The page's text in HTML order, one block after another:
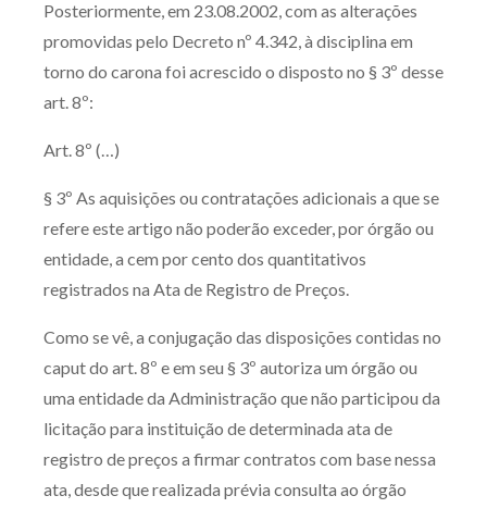
Posteriormente, em 23.08.2002, com as alterações
promovidas pelo Decreto nº 4.342, à disciplina em
torno do carona foi acrescido o disposto no § 3º desse
art. 8º:
Art. 8º (…)
§ 3º As aquisições ou contratações adicionais a que se
refere este artigo não poderão exceder, por órgão ou
entidade, a cem por cento dos quantitativos
registrados na Ata de Registro de Preços.
Como se vê, a conjugação das disposições contidas no
caput do art. 8º e em seu § 3º autoriza um órgão ou
uma entidade da Administração que não participou da
licitação para instituição de determinada ata de
registro de preços a firmar contratos com base nessa
ata, desde que realizada prévia consulta ao órgão